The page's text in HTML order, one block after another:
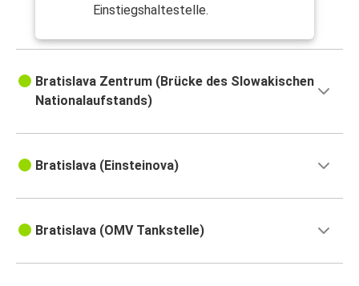
Einstiegshaltestelle.
Bratislava Zentrum (Brücke des Slowakischen
Nationalaufstands)
Bratislava (Einsteinova)
Bratislava (OMV Tankstelle)